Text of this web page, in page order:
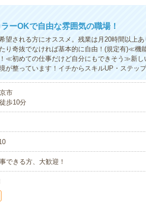
ーOKで自由な雰囲気の職場！
される方にオススメ。残業は月20時間以上
り奇抜でなければ基本的に自由！(規定有)≪機
≪初めての仕事だけど自分にもできそう≫新し
が整っています！イチからスキルUP・ステッ
市
歩10分
できる方、大歓迎！